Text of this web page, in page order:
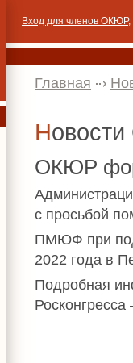
Вход для членов ОКЮР,
Главная
ОКЮР
с просьбой
ПМЮФ при
2022 года в
Подробная
Росконгресса